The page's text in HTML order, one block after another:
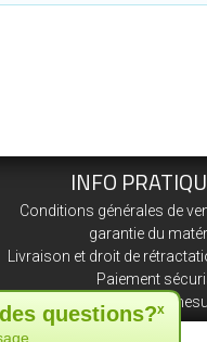
INFO
Conditions générales de
garantie du
Livraison et droit de
Paiement
Votre installation sur
questions?x